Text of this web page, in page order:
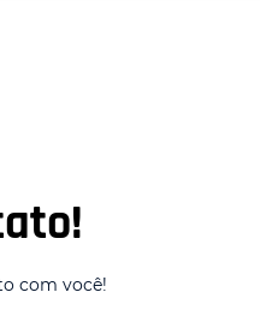
com você!